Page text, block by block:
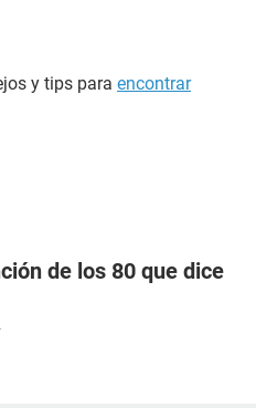
y tips para encontrar
de los 80 que dice